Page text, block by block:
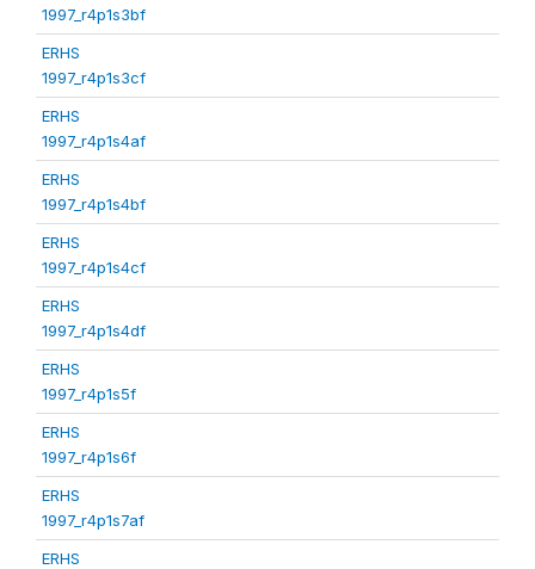
1997_r4p1s3bf
ERHS
1997_r4p1s3cf
ERHS
1997_r4p1s4af
ERHS
1997_r4p1s4bf
ERHS
1997_r4p1s4cf
ERHS
1997_r4p1s4df
ERHS
1997_r4p1s5f
ERHS
1997_r4p1s6f
ERHS
1997_r4p1s7af
ERHS